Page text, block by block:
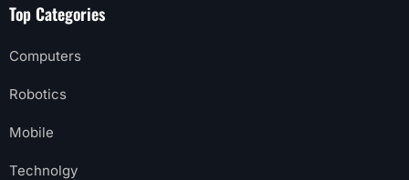
Top Categories
Computers
Robotics
Mobile
Technolgy